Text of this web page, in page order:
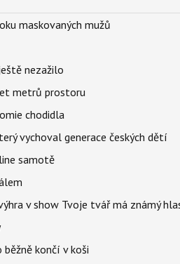
maskovaných mužů
nezažilo
metrů prostoru
chodidla
vychoval generace českých dětí
samotě
v show Tvoje tvář má známý
končí v koši